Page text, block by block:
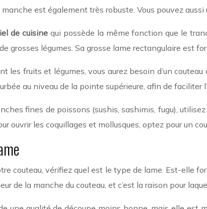
est également très robuste. Vous pouvez
de cuisine qui possède la même fonction que le
grosses légumes. Sa grosse lame rectangulaire est
les fruits et légumes, vous aurez besoin d’un
au niveau de la pointe supérieure, afin de faciliter
fines de poissons (sushis, sashimis, fugu),
ouvrir les coquillages et mollusques, optez pour un
couteau, vérifiez quel est le type de lame. Est-elle
de la manche du couteau, et c’est la raison pour